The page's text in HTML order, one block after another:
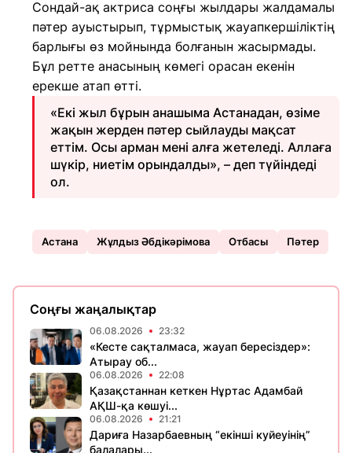
Сондай-ақ актриса соңғы жылдары жалдамалы
пәтер ауыстырып, тұрмыстық жауапкершіліктің
барлығы өз мойнында болғанын жасырмады.
Бұл ретте анасының көмегі орасан екенін
ерекше атап өтті.
«Екі жыл бұрын анашыма Астанадан, өзіме
жақын жерден пәтер сыйлауды мақсат
еттім. Осы арман мені алға жетеледі. Аллаға
шүкір, ниетім орындалды», – деп түйіндеді
ол.
Астана Жұлдыз Әбдікәрімова Отбасы Пәтер
Соңғы жаңалықтар
06.08.2026 23:32
«Кесте сақталмаса, жауап бересіздер»:
Атырау об...
06.08.2026 22:08
Қазақстаннан кеткен Нұртас Адамбай
АҚШ-қа көшуі...
06.08.2026 21:21
Дариға Назарбаевның “екінші куйеуінің”
балалары...